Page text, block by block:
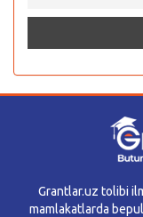
Grantlar.uz tolibi
mamlakatlarda